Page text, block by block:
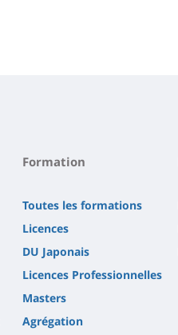
Formation
Toutes les formations
Licences
DU Japonais
Licences Professionnelles
Masters
Agrégation